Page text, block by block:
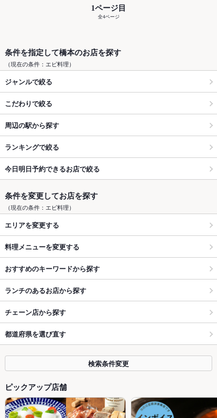
1ページ目
全4ページ
条件を指定して橋本のお店を探す
（現在の条件：エビ料理）
ジャンルで絞る
こだわりで絞る
周辺の駅から探す
ランキングで絞る
今日明日予約できるお店で絞る
条件を変更してお店を探す
（現在の条件：エビ料理）
エリアを変更する
料理メニューを変更する
おすすめのキーワードから探す
ランチのあるお店から探す
チェーン店から探す
都道府県を選び直す
検索条件変更
ピックアップ店舗